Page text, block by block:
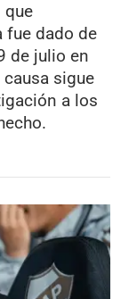
que
fue dado de
de julio en
causa sigue
a los